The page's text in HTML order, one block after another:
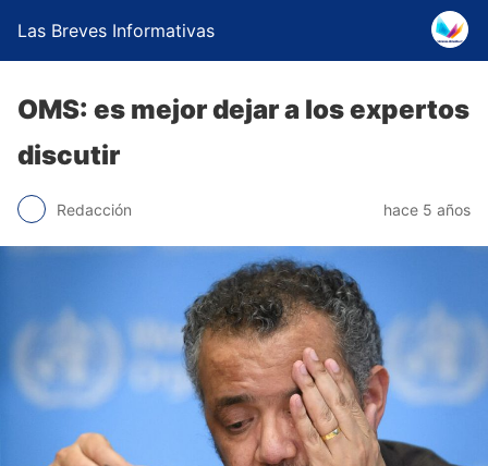
Las Breves Informativas
OMS: es mejor dejar a los expertos
discutir
Redacción hace 5 años